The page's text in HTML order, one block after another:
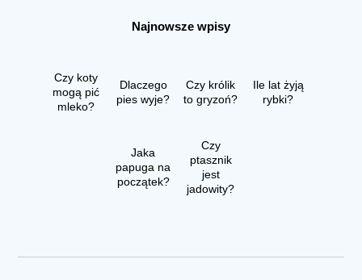
Najnowsze wpisy
Czy koty
mogą pić
mleko?
Dlaczego
pies wyje?
Czy królik
to gryzoń?
Ile lat żyją
rybki?
Jaka
papuga na
początek?
Czy
ptasznik
jest
jadowity?